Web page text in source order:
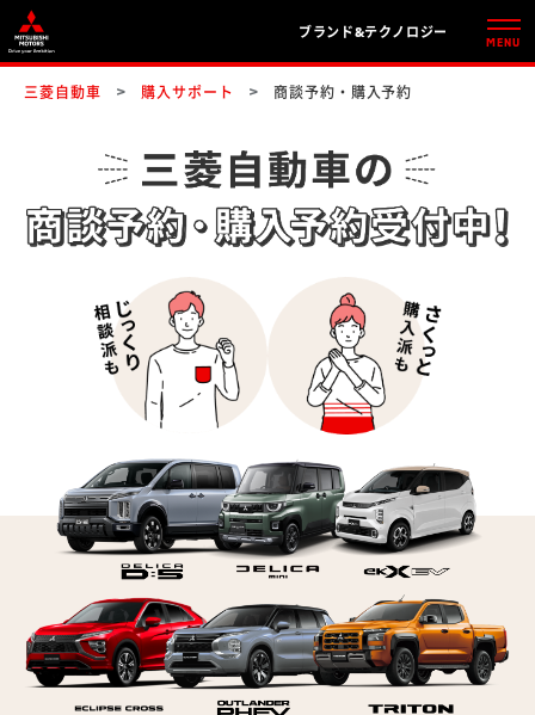
ブランド&テクノロジー
三菱自動車 購入サポート 商談予約・購入予約